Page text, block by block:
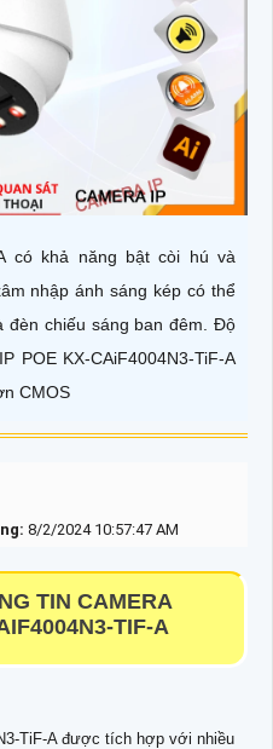
có khả năng bật còi hú và
nhập ánh sáng kép có thể
đèn chiếu sáng ban đêm. Độ
POE KX-CAiF4004N3-TiF-A
CMOS
8/2/2024 10:57:47 AM
TIN CAMERA
TIF-A
TiF-A được tích hợp với nhiều